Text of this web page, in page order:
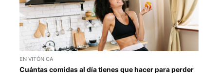
EN VITÓNICA
Cuántas comidas al día tienes que hacer para perder